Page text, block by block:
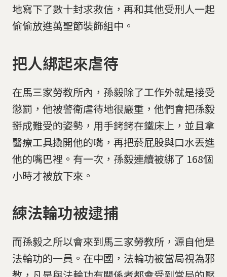
地寫下了數十封求救信，再和其他受刑人一起
偷偷放進萬聖節裝飾組中。
把人綁起來虐待
在馬三家勞教所內，孫毅除了工作外就是接受
懲罰，他被警衛虐待地很嚴重，他們會把孫毅
掰成難受的姿勢，用手銬銬在鐵床上，並且拿
醫療工具撬開他的嘴，再把菸屁股與口水丟進
他的嘴巴裡。有一次，孫毅連續被綁了 168個
小時才被放下來。
練法輪功被逮捕
而孫毅之所以會來到馬三家勞教所，源自他是
法輪功的一員。在中國，法輪功被當局視為邪